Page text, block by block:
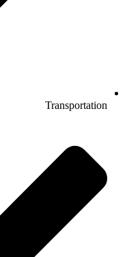
Transportation